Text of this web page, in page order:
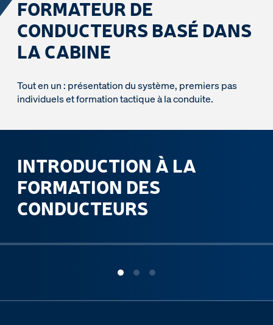
FORMATEUR DE
CONDUCTEURS BASÉ DANS
LA CABINE
Tout en un : présentation du système, premiers pas
individuels et formation tactique à la conduite.
INTRODUCTION À LA
FORMATION DES
CONDUCTEURS